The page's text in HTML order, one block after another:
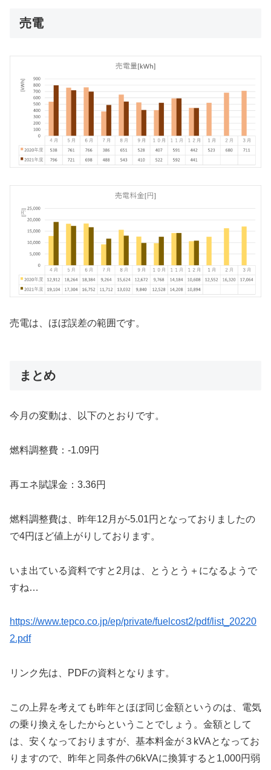
売電
売電は、ほぼ誤差の範囲です。
まとめ
今月の変動は、以下のとおりです。
燃料調整費：-1.09円
再エネ賦課金：3.36円
燃料調整費は、昨年12月が-5.01円となっておりましたの
で4円ほど値上がりしております。
いま出ている資料ですと2月は、とうとう＋になるようで
すね…
https://www.tepco.co.jp/ep/private/fuelcost2/pdf/list_20220
2.pdf
リンク先は、PDFの資料となります。
この上昇を考えても昨年とほぼ同じ金額というのは、電気
の乗り換えをしたからということでしょう。金額として
は、安くなっておりますが、基本料金が３kVAとなってお
りますので、昨年と同条件の6kVAに換算すると1,000円弱